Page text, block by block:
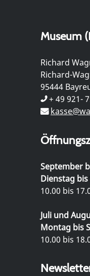
Museum
Richard
Richard-
95444
+ 49 921-
September
Dienstag
10.00 bis
Juli und
Montag bis
10.00 bis